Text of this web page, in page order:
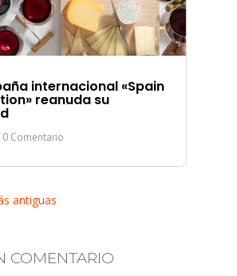
internacional «Spain
reanuda su
0 Comentario
antiguas
COMENTARIO